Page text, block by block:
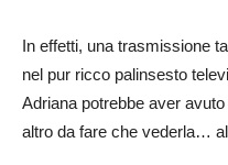
In effetti, una trasmissione
nel pur ricco palinsesto
Adriana potrebbe aver
altro da fare che vederla…